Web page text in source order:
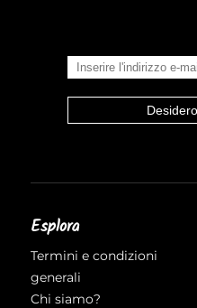
Esplora
Termini e condizioni
generali
Chi siamo?